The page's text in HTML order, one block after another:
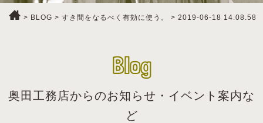
> BLOG > すき間をなるべく有効に使う。 > 2019-06-18 14.08.58
Blog
奥田工務店からのお知らせ・イベント案内な
ど